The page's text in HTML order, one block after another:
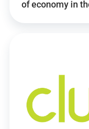
of economy in